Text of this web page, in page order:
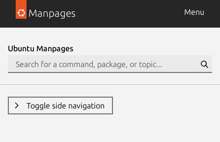
Manpages Menu
Ubuntu Manpages
Toggle side navigation